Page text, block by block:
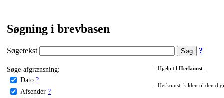
Søgning i brevbasen
Søgetekst ?
Søge-afgrænsning:
Dato ?
Afsender ?
Hjælp til Herkomst:
Herkomst: kilden til den